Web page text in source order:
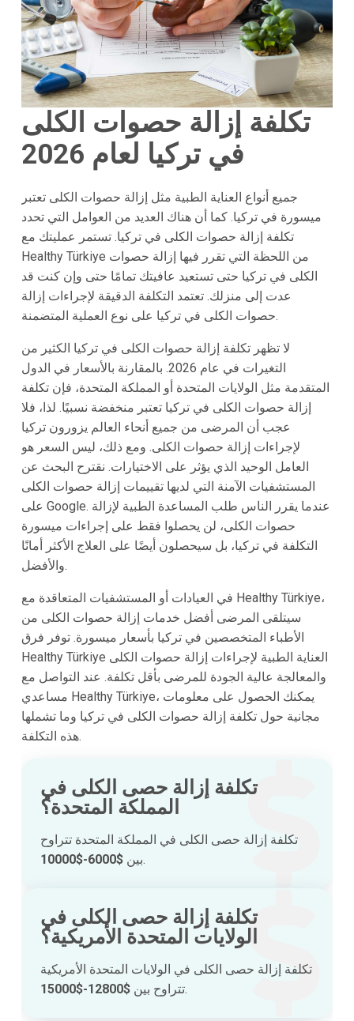
تكلفة إزالة حصوات الكلى
في تركيا لعام 2026
جميع أنواع العناية الطبية مثل إزالة حصوات الكلى تعتبر
ميسورة في تركيا. كما أن هناك العديد من العوامل التي تحدد
تكلفة إزالة حصوات الكلى في تركيا. تستمر عمليتك مع
Healthy Türkiye من اللحظة التي تقرر فيها إزالة حصوات
الكلى في تركيا حتى تستعيد عافيتك تمامًا حتى وإن كنت قد
عدت إلى منزلك. تعتمد التكلفة الدقيقة لإجراءات إزالة
حصوات الكلى في تركيا على نوع العملية المتضمنة.
لا تظهر تكلفة إزالة حصوات الكلى في تركيا الكثير من
التغيرات في عام 2026. بالمقارنة بالأسعار في الدول
المتقدمة مثل الولايات المتحدة أو المملكة المتحدة، فإن تكلفة
إزالة حصوات الكلى في تركيا تعتبر منخفضة نسبيًا. لذا، فلا
عجب أن المرضى من جميع أنحاء العالم يزورون تركيا
لإجراءات إزالة حصوات الكلى. ومع ذلك، ليس السعر هو
العامل الوحيد الذي يؤثر على الاختيارات. نقترح البحث عن
المستشفيات الآمنة التي لديها تقييمات إزالة حصوات الكلى
على Google. عندما يقرر الناس طلب المساعدة الطبية لإزالة
حصوات الكلى، لن يحصلوا فقط على إجراءات ميسورة
التكلفة في تركيا، بل سيحصلون أيضًا على العلاج الأكثر أمانًا
والأفضل.
في العيادات أو المستشفيات المتعاقدة مع Healthy Türkiye،
سيتلقى المرضى أفضل خدمات إزالة حصوات الكلى من
الأطباء المتخصصين في تركيا بأسعار ميسورة. توفر فرق
Healthy Türkiye العناية الطبية لإجراءات إزالة حصوات الكلى
والمعالجة عالية الجودة للمرضى بأقل تكلفة. عند التواصل مع
مساعدي Healthy Türkiye، يمكنك الحصول على معلومات
مجانية حول تكلفة إزالة حصوات الكلى في تركيا وما تشملها
هذه التكلفة.
تكلفة إزالة حصى الكلى في
المملكة المتحدة؟
تكلفة إزالة حصى الكلى في المملكة المتحدة تتراوح
بين$6000-$10000 .
تكلفة إزالة حصى الكلى في
الولايات المتحدة الأمريكية؟
تكلفة إزالة حصى الكلى في الولايات المتحدة الأمريكية
تتراوح بين$12800-$15000 .